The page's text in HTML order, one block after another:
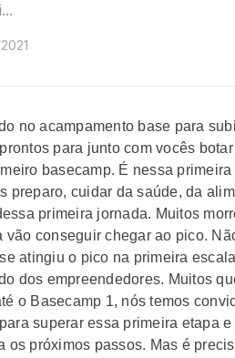
no acampamento base para
prontos para junto com vocês
basecamp. É nessa
preparo, cuidar da saúde, da
primeira jornada. Muitos
vão conseguir chegar ao pico.
atingiu o pico na primeira
dos empreendedores. Muitos
o Basecamp 1, nós temos
superar essa primeira etapa
os próximos passos. Mas é